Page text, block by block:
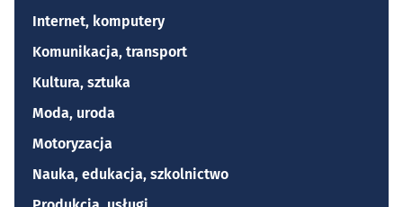
Internet, komputery
Komunikacja, transport
Kultura, sztuka
Moda, uroda
Motoryzacja
Nauka, edukacja, szkolnictwo